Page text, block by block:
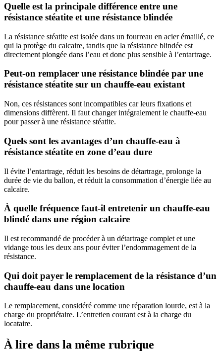
Quelle est la principale différence entre une
résistance stéatite et une résistance blindée
La résistance stéatite est isolée dans un fourreau en acier émaillé, ce
qui la protège du calcaire, tandis que la résistance blindée est
directement plongée dans l’eau et donc plus sensible à l’entartrage.
Peut-on remplacer une résistance blindée par une
résistance stéatite sur un chauffe-eau existant
Non, ces résistances sont incompatibles car leurs fixations et
dimensions diffèrent. Il faut changer intégralement le chauffe-eau
pour passer à une résistance stéatite.
Quels sont les avantages d’un chauffe-eau à
résistance stéatite en zone d’eau dure
Il évite l’entartrage, réduit les besoins de détartrage, prolonge la
durée de vie du ballon, et réduit la consommation d’énergie liée au
calcaire.
À quelle fréquence faut-il entretenir un chauffe-eau
blindé dans une région calcaire
Il est recommandé de procéder à un détartrage complet et une
vidange tous les deux ans pour éviter l’endommagement de la
résistance.
Qui doit payer le remplacement de la résistance d’un
chauffe-eau dans une location
Le remplacement, considéré comme une réparation lourde, est à la
charge du propriétaire. L’entretien courant est à la charge du
locataire.
À lire dans la même rubrique